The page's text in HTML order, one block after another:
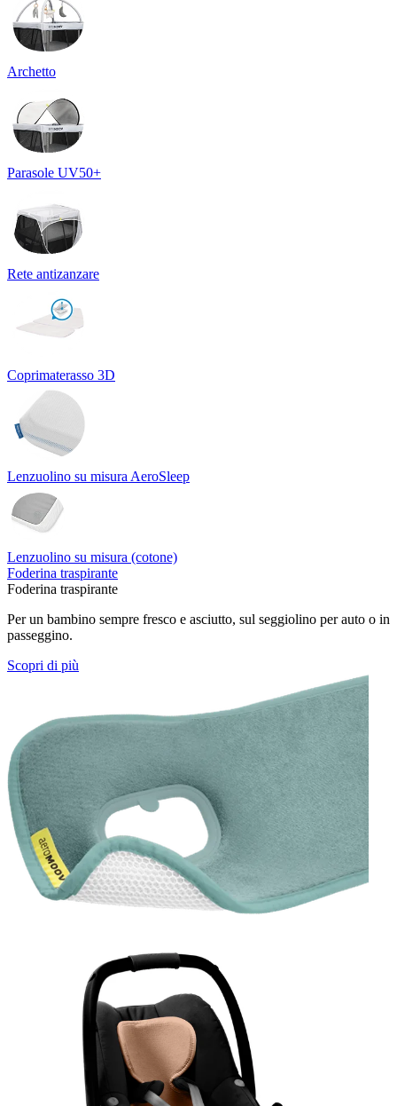
Archetto
Parasole UV50+
Rete antizanzare
Coprimaterasso 3D
Lenzuolino su misura AeroSleep
Lenzuolino su misura (cotone)
Foderina traspirante
Foderina traspirante
Per un bambino sempre fresco e asciutto, sul seggiolino per auto o in
passeggino.
Scopri di più